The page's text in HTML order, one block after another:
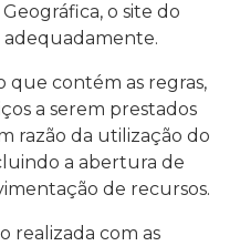
o site do
que contém as regras,
a serem prestados
razão da utilização do
a abertura de
de recursos.
realizada com as